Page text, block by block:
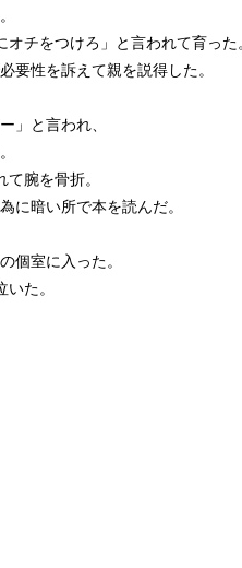
チをつけろ」と言われて育った
要性を訴えて親を説得した。
」と言われ、
腕を骨折。
に暗い所で本を読んだ。
個室に入った。
た。